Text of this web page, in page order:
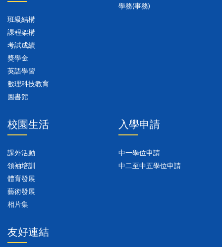
班級結構
課程架構
考試成績
獎學金
英語學習
數理科技教育
圖書館
學務(事務)
校園生活
課外活動
領袖培訓
體育發展
藝術發展
相片集
入學申請
中一學位申請
中二至中五學位申請
友好連結